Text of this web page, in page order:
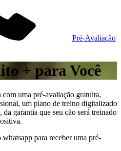
Pré-Avaliação
+ para Você
uma pré-avaliação gratuita,
um plano de treino digitalizado
garantia que seu cão será treinado
para receber uma pré-